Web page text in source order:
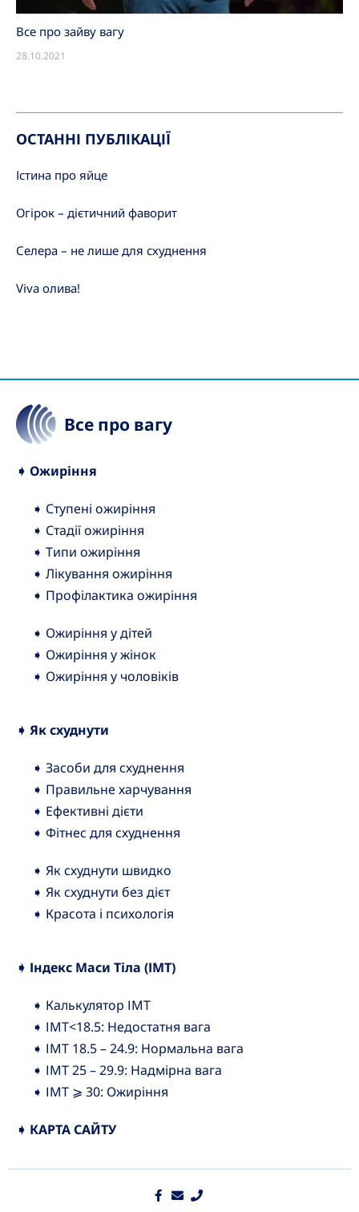
Все про зайву вагу
28.10.2021
ОСТАННІ ПУБЛІКАЦІЇ
Істина про яйце
Огірок – дієтичний фаворит
Селера – не лише для схуднення
Viva олива!
Все про вагу
➧ Ожиріння
➧ Ступені ожиріння
➧ Стадії ожиріння
➧ Типи ожиріння
➧ Лікування ожиріння
➧ Профілактика ожиріння
➧ Ожиріння у дітей
➧ Ожиріння у жінок
➧ Ожиріння у чоловіків
➧ Як схуднути
➧ Засоби для схуднення
➧ Правильне харчування
➧ Ефективні дієти
➧ Фітнес для схуднення
➧ Як схуднути швидко
➧ Як схуднути без дієт
➧ Красота і психологія
➧ Індекс Маси Тіла (ІМТ)
➧ Калькулятор ІМТ
➧ ІМТ<18.5: Недостатня вага
➧ ІМТ 18.5 – 24.9: Нормальна вага
➧ ІМТ 25 – 29.9: Надмірна вага
➧ ІМТ ⩾ 30: Ожиріння
➧ КАРТА САЙТУ